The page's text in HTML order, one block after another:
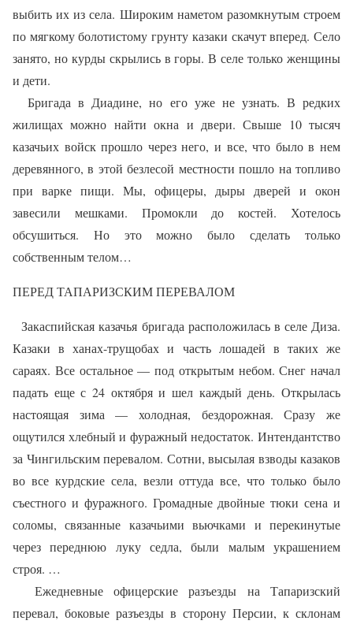
выбить их из села. Широким наметом разомкнутым строем
по мягкому болотистому грунту казаки скачут вперед. Село
занято, но курды скрылись в горы. В селе только женщины
и дети.
Бригада в Диадине, но его уже не узнать. В редких
жилищах можно найти окна и двери. Свыше 10 тысяч
казачьих войск прошло через него, и все, что было в нем
деревянного, в этой безлесой местности пошло на топливо
при варке пищи. Мы, офицеры, дыры дверей и окон
завесили мешками. Промокли до костей. Хотелось
обсушиться. Но это можно было сделать только
собственным телом…
ПЕРЕД ТАПАРИЗСКИМ ПЕРЕВАЛОМ
Закаспийская казачья бригада расположилась в селе Диза.
Казаки в ханах-трущобах и часть лошадей в таких же
сараях. Все остальное — под открытым небом. Снег начал
падать еще с 24 октября и шел каждый день. Открылась
настоящая зима — холодная, бездорожная. Сразу же
ощутился хлебный и фуражный недостаток. Интендантство
за Чингильским перевалом. Сотни, высылая взводы казаков
во все курдские села, везли оттуда все, что только было
съестного и фуражного. Громадные двойные тюки сена и
соломы, связанные казачьими вьючками и перекинутые
через переднюю луку седла, были малым украшением
строя. …
Ежедневные офицерские разъезды на Тапаризский
перевал, боковые разъезды в сторону Персии, к склонам